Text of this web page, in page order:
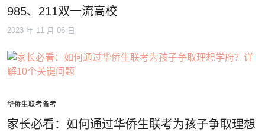
985、211双一流高校
2023 年 11 月 06 日
华侨生联考备考
家长必看：如何通过华侨生联考为孩子争取理想